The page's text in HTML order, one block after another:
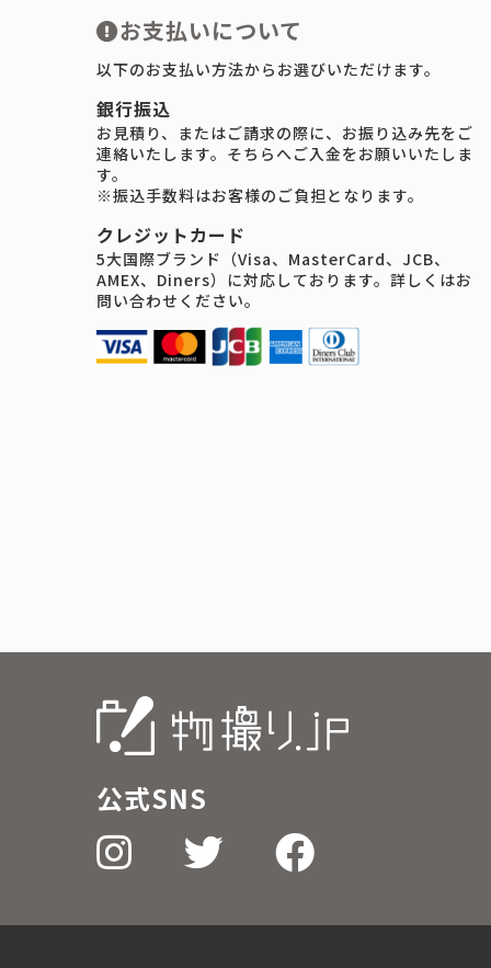
お支払いについて
以下のお支払い方法からお選びいただけます。
銀行振込
お見積り、またはご請求の際に、お振り込み先をご
連絡いたします。そちらへご入金をお願いいたしま
す。
※振込手数料はお客様のご負担となります。
クレジットカード
5大国際ブランド（Visa、MasterCard、JCB、
AMEX、Diners）に対応しております。詳しくはお
問い合わせください。
公式SNS